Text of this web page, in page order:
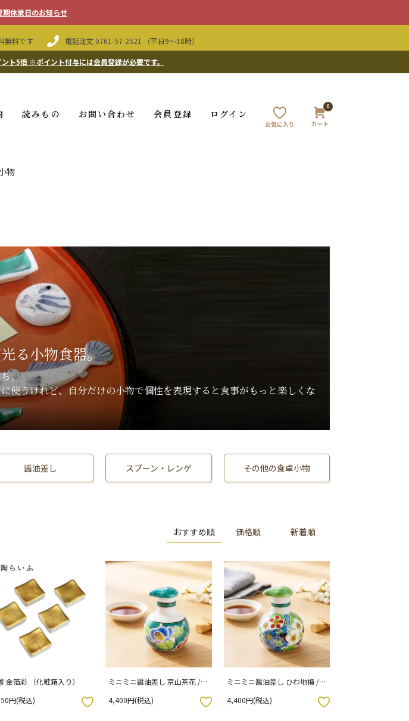
期休業日のお知らせ
無料です 電話注文 0761-57-2521 （平日9〜18時）
ト5倍※ポイント付与には会員登録が必要です。
読みもの お問い合わせ 会員登録 ログイン
0
物
る小物食器。
。
使うけれど、自分だけの小物で個性を表現すると食事がもっと楽しくな
醤油差し スプーン・レンゲ その他の食卓小物
おすすめ順 価格順 新着順
金箔彩 （化粧箱入り）
円(税込)
ミニミニ醤油差し 京山茶花 /
4,400円(税込)
お気に入りボタン
ミニミニ醤油差し ひわ地梅 /
4,400円(税込)
お気に入りボタン